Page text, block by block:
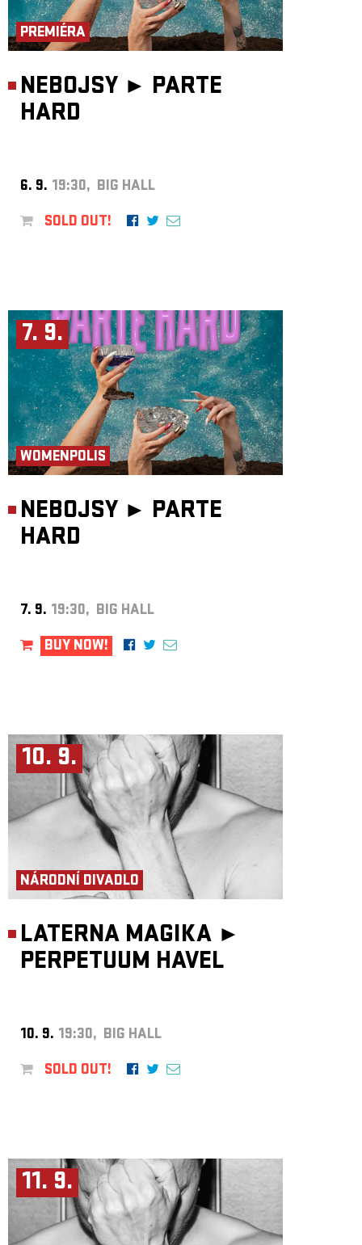
PREMIÉRA
NEBOJSY ► PARTE
HARD
6. 9. 19:30, BIG HALL
SOLD OUT!
7. 9.
WOMENPOLIS
NEBOJSY ► PARTE
HARD
7. 9. 19:30, BIG HALL
BUY NOW!
10. 9.
NÁRODNÍ DIVADLO
LATERNA MAGIKA ►
PERPETUUM HAVEL
10. 9. 19:30, BIG HALL
SOLD OUT!
11. 9.